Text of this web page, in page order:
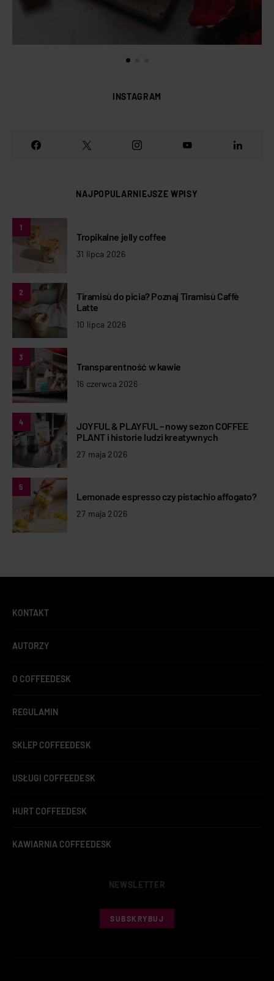
INSTAGRAM
NAJPOPULARNIEJSZE WPISY
1
Tropikalne jelly coffee
31 lipca 2026
2
Tiramisù do picia? Poznaj Tiramisù Caffè
Latte
10 lipca 2026
3
Transparentność w kawie
16 czerwca 2026
4
JOYFUL & PLAYFUL – nowy sezon COFFEE
PLANT i historie ludzi kreatywnych
27 maja 2026
5
Lemonade espresso czy pistachio affogato?
27 maja 2026
KONTAKT
AUTORZY
O COFFEEDESK
REGULAMIN
SKLEP COFFEEDESK
USŁUGI COFFEEDESK
HURT COFFEEDESK
KAWIARNIA COFFEEDESK
NEWSLETTER
SUBSKRYBUJ